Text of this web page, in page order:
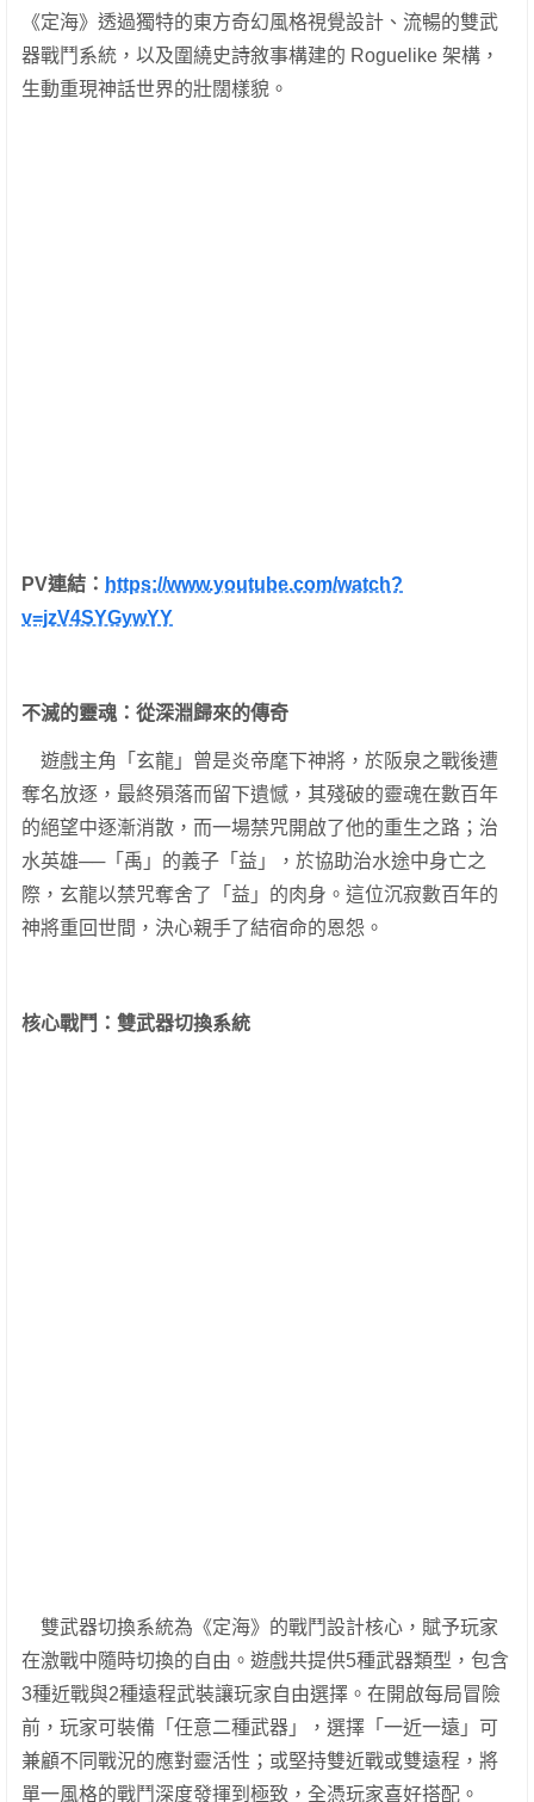
《定海》透過獨特的東方奇幻風格視覺設計、流暢的雙武
器戰鬥系統，以及圍繞史詩敘事構建的 Roguelike 架構，
生動重現神話世界的壯闊樣貌。
PV連結： https://www.youtube.com/watch?
v=jzV4SYGywYY
不滅的靈魂：從深淵歸來的傳奇
遊戲主角「玄龍」曾是炎帝麾下神將，於阪泉之戰後遭
奪名放逐，最終殞落而留下遺憾，其殘破的靈魂在數百年
的絕望中逐漸消散，而一場禁咒開啟了他的重生之路；治
水英雄──「禹」的義子「益」，於協助治水途中身亡之
際，玄龍以禁咒奪舍了「益」的肉身。這位沉寂數百年的
神將重回世間，決心親手了結宿命的恩怨。
核心戰鬥：雙武器切換系統
雙武器切換系統為《定海》的戰鬥設計核心，賦予玩家
在激戰中隨時切換的自由。遊戲共提供5種武器類型，包含
3種近戰與2種遠程武裝讓玩家自由選擇。在開啟每局冒險
前，玩家可裝備「任意二種武器」，選擇「一近一遠」可
兼顧不同戰況的應對靈活性；或堅持雙近戰或雙遠程，將
單一風格的戰鬥深度發揮到極致，全憑玩家喜好搭配。